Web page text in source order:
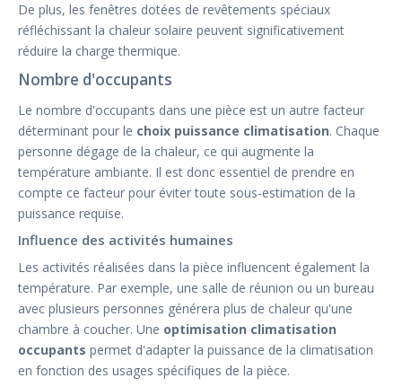
De plus, les fenêtres dotées de revêtements spéciaux
réfléchissant la chaleur solaire peuvent significativement
réduire la charge thermique.
Nombre d'occupants
Le nombre d'occupants dans une pièce est un autre facteur
déterminant pour le choix puissance climatisation. Chaque
personne dégage de la chaleur, ce qui augmente la
température ambiante. Il est donc essentiel de prendre en
compte ce facteur pour éviter toute sous-estimation de la
puissance requise.
Influence des activités humaines
Les activités réalisées dans la pièce influencent également la
température. Par exemple, une salle de réunion ou un bureau
avec plusieurs personnes générera plus de chaleur qu'une
chambre à coucher. Une optimisation climatisation
occupants permet d'adapter la puissance de la climatisation
en fonction des usages spécifiques de la pièce.